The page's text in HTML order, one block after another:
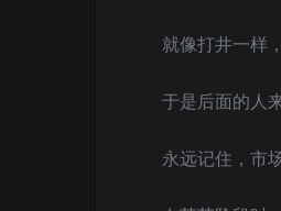
就像打井一样
于是后面的人
永远记住，市